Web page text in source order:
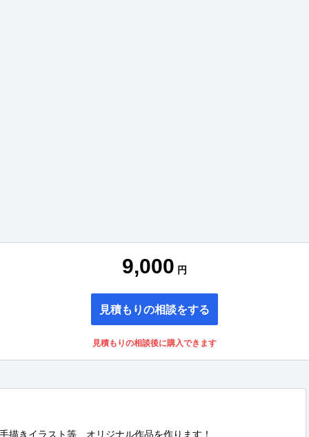
9,000 円
見積もりの相談をする
見積もりの相談後に購入できます
描きイラスト等、オリジナル作品を作ります！